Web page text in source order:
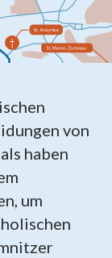
von
haben
um